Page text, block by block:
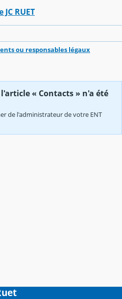
RUET
ou responsables légaux
« Contacts » n'a été
de l'administrateur de votre ENT